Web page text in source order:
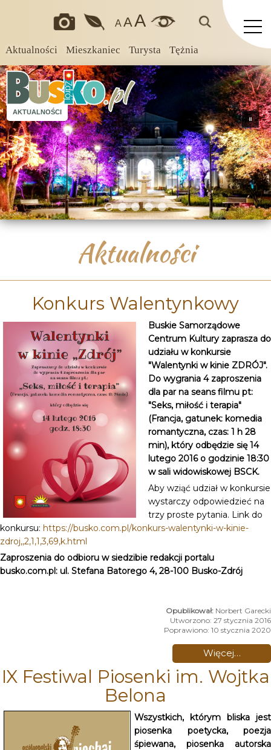
Aktualności Mieszkaniec Turysta Tężnia
A AA
AKTUALNOŚCI
Aktualności
Konkurs Walentynkowy
Buskie Samorządowe
Centrum Kultury zaprasza do
udziału w konkursie
"Walentynki w kinie ZDRÓJ".
Do wygrania 4 zaproszenia
dla par na seans filmu pt:
"Seks, miłość i terapia"
(Francja, gatunek: komedia
romantyczna, czas: 1 h 28
min), który odbędzie się 14
lutego 2016 o godzinie 18:30
w sali widowiskowej BSCK.
Aby wziąć udział w konkursie
wystarczy odpowiedzieć na
trzy proste pytania. Link do
konkursu: https://busko.com.pl/konkurs-walentynki-w-kinie-
zdroj,,2,1,1,3,69,k.html
Zaproszenia do odbioru w siedzibie redakcji portalu
busko.com.pl: ul. Stefana Batorego 4, 28-100 Busko-Zdrój
Norbert Garecki
Utworzono: 27 stycznia 2016
Poprawiono: 10 stycznia 2020
Więcej…
IX Festiwal Piosenki im. Wojtka
Belona
Wszystkich, którym bliska jest
piosenka poetycka, poezja
śpiewana, piosenka autorska